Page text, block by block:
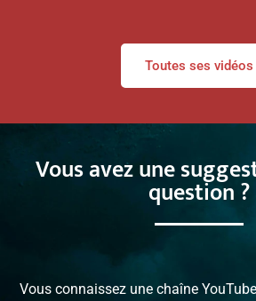
Toutes ses vidéos
Vous avez une
question ?
Vous connaissez une chaîne